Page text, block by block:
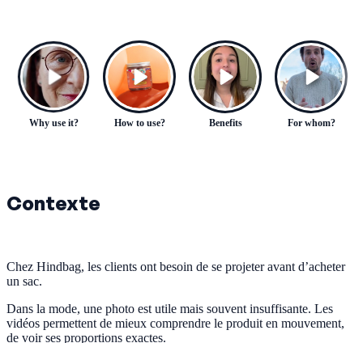
Why use it? How to use? Benefits For whom?
Contexte
Chez Hindbag, les clients ont besoin de se projeter avant d’acheter
un sac.
Dans la mode, une photo est utile mais souvent insuffisante. Les
vidéos permettent de mieux comprendre le produit en mouvement,
de voir ses proportions exactes.